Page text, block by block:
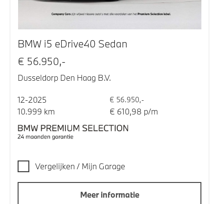
BMW i5 eDrive40 Sedan
€ 56.950,-
Dusseldorp Den Haag B.V.
12-2025 € 56.950,-
10.999 km € 610,98 p/m
Vergelijken / Mijn Garage
Meer informatie